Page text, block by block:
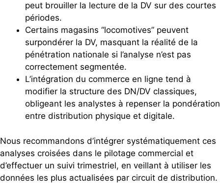
peut brouiller la lecture de la DV sur des courtes
périodes.
Certains magasins “locomotives” peuvent
surpondérer la DV, masquant la réalité de la
pénétration nationale si l’analyse n’est pas
correctement segmentée.
L’intégration du commerce en ligne tend à
modifier la structure des DN/DV classiques,
obligeant les analystes à repenser la pondération
entre distribution physique et digitale.
Nous recommandons d’intégrer systématiquement ces
analyses croisées dans le pilotage commercial et
d’effectuer un suivi trimestriel, en veillant à utiliser les
données les plus actualisées par circuit de distribution.